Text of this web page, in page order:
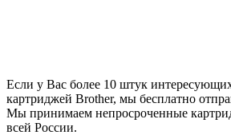
Если у Вас более 10 штук
картриджей Brother, мы бесплатно
Мы принимаем непросроченные
всей России.